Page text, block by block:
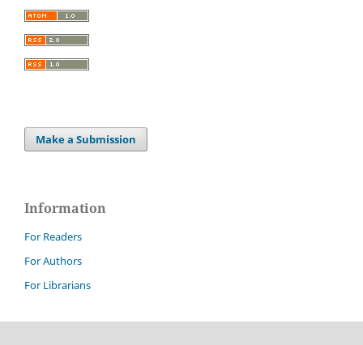
Make a Submission
Information
For Readers
For Authors
For Librarians